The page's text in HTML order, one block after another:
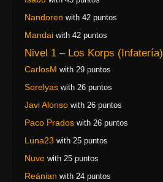
Nandoren with 42 puntos
Mandai with 42 puntos
Nivel 1 – Los Korps (Infatería)
CarlosM with 29 puntos
Sorelyas with 26 puntos
Javi Alonso with 26 puntos
Paco Prados with 26 puntos
Luna23 with 25 puntos
Nuve with 25 puntos
Reánian with 24 puntos